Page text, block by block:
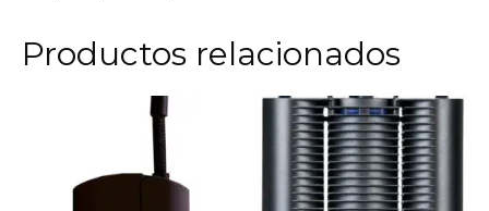
Productos relacionados